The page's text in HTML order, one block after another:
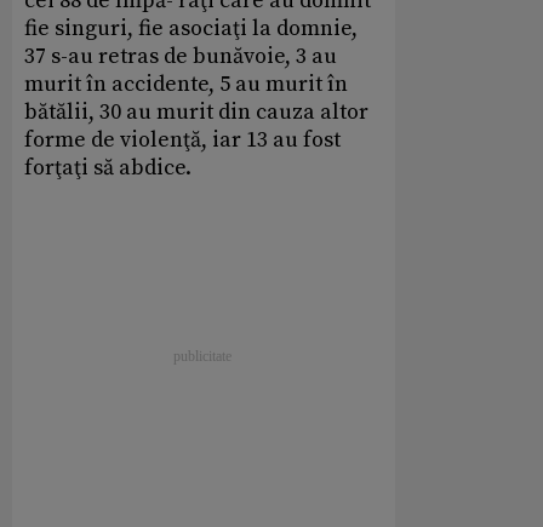
fie singuri, fie asociaţi la domnie,
37 s-au retras de bunăvoie, 3 au
murit în accidente, 5 au murit în
bătălii, 30 au murit din cauza altor
forme de violenţă, iar 13 au fost
forţaţi să abdice.